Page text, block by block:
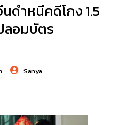
ดำหนีคดีโกง 1.5
อมบัตร
Sanya